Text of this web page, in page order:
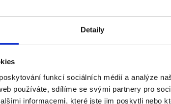
Detaily
funkcí sociálních médií a analýze
používáte, sdílíme se svými partnery pro
informacemi, které jste jim poskytli nebo
Řazení
Měna